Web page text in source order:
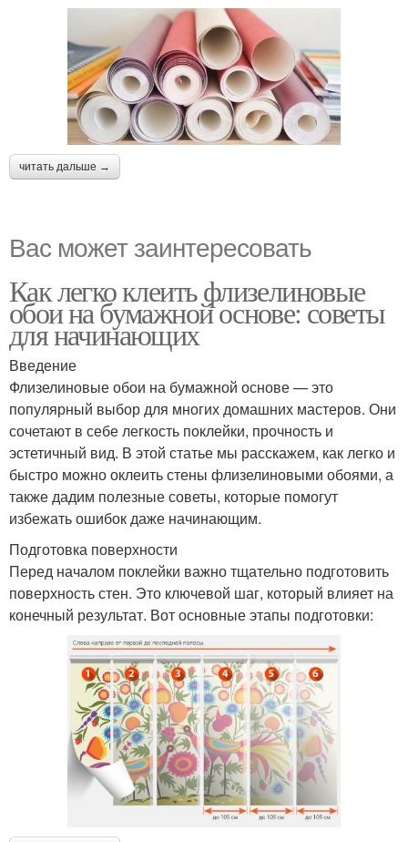
читать дальше →
Вас может заинтересовать
Как легко клеить флизелиновые
обои на бумажной основе: советы
для начинающих
Введение
Флизелиновые обои на бумажной основе — это
популярный выбор для многих домашних мастеров. Они
сочетают в себе легкость поклейки, прочность и
эстетичный вид. В этой статье мы расскажем, как легко и
быстро можно оклеить стены флизелиновыми обоями, а
также дадим полезные советы, которые помогут
избежать ошибок даже начинающим.
Подготовка поверхности
Перед началом поклейки важно тщательно подготовить
поверхность стен. Это ключевой шаг, который влияет на
конечный результат. Вот основные этапы подготовки: